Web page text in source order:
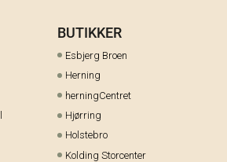
BUTIKKER
Esbjerg Broen
Herning
herningCentret
Hjørring
Holstebro
Kolding Storcenter